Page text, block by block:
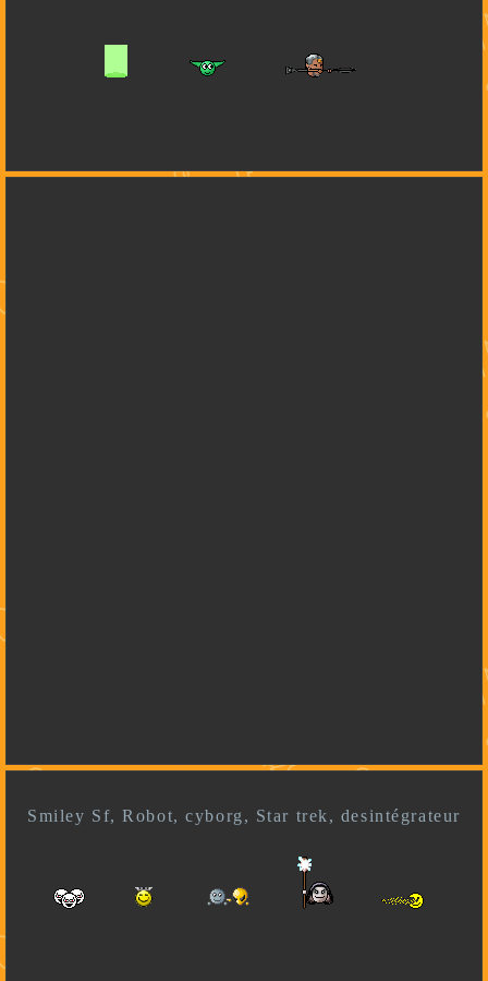
Smiley Sf, Robot, cyborg, Star trek, desintégrateur